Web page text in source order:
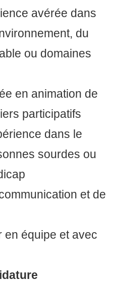
avérée dans
du
ou domaines
en animation de
participatifs
dans le
sourdes ou
et de
en équipe et avec